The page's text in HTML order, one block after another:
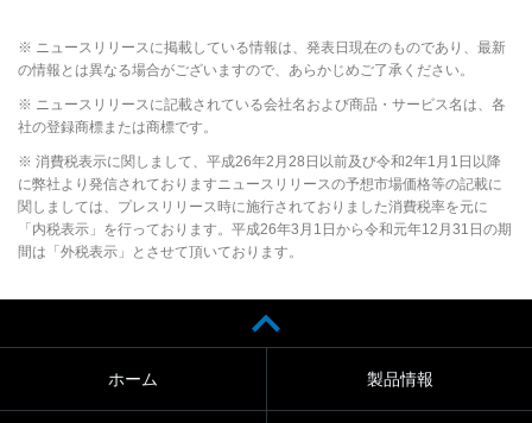
※ ニュースリリースに掲載している情報は、発表日現在のものであり、最新
の情報とは異なる場合がございますので、あらかじめご了承ください。
※ ニュースリリースに記載されている会社名および商品・サービス名は、各
社の登録商標または商標です。
※ 消費税表示に関しまして、平成26年2月28日以前及び令和2年1月1日以降
に弊社より発信されておりますニュースリリースの予想市場価格等の記載に
関しましては、プレスリリース時に施行されておりました消費税率を元に
「内税表示」を行っております。平成26年3月1日から令和元年12月31日の期
間は「外税表示」とさせて頂いております。
ホーム 製品情報